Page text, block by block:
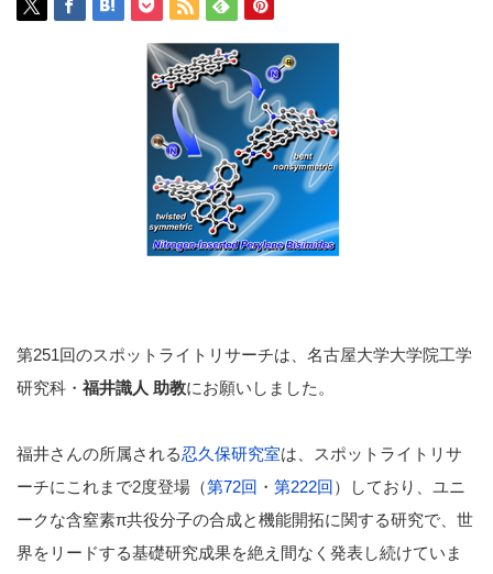
第251回のスポットライトリサーチは、名古屋大学大学院工学
研究科・ 福井識人 助教にお願いしました。
福井さんの所属される忍久保研究室は、スポットライトリサ
ーチにこれまで2度登場（第72回 ・ 第222回）しており、ユニ
ークな含窒素π共役分子の合成と機能開拓に関する研究で、世
界をリードする基礎研究成果を絶え間なく発表し続けていま